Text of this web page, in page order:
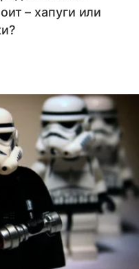
– хапуги или